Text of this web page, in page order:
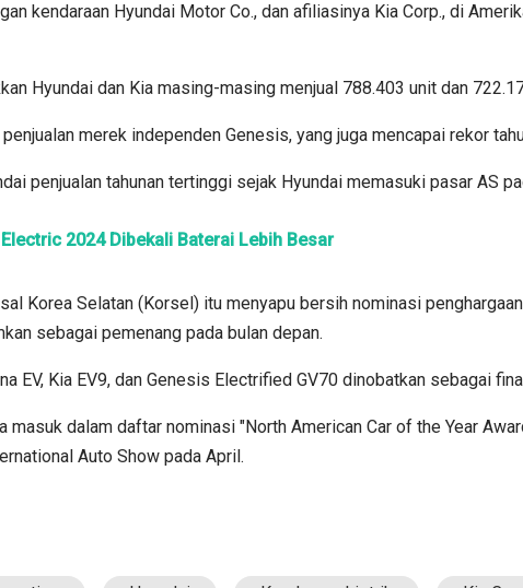
kendaraan Hyundai Motor Co., dan afiliasinya Kia Corp., di
Hyundai dan Kia masing-masing menjual 788.403 unit dan
merek independen Genesis, yang juga mencapai rekor
penjualan tahunan tertinggi sejak Hyundai memasuki pasar AS
2024 Dibekali Baterai Lebih Besar
Korea Selatan (Korsel) itu menyapu bersih nominasi
sebagai pemenang pada bulan depan.
EV, Kia EV9, dan Genesis Electrified GV70 dinobatkan sebagai
masuk dalam daftar nominasi "North American Car of the Year
Auto Show pada April.